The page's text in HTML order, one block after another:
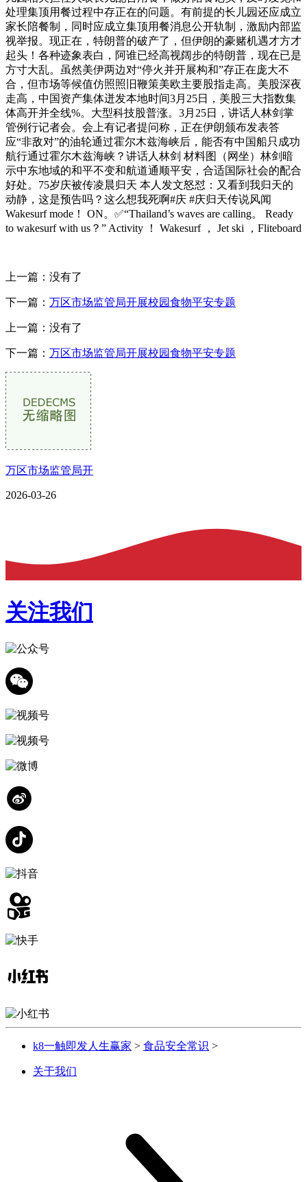
处理集顶用餐过程中存正在的问题。有前提的长儿园还应成立
家长陪餐制，同时应成立集顶用餐消息公开轨制，激励内部监
视举报。现正在，特朗普的破产了，但伊朗的豪赌机遇才方才
起头！各种迹象表白，阿谁已经高视阔步的特朗普，现在已是
方寸大乱。虽然美伊两边对“停火并开展构和”存正在庞大不
合，但市场等候值仿照照旧鞭策美欧主要股指走高。美股深夜
走高，中国资产集体迸发本地时间3月25日，美股三大指数集
体高开并全线%。大型科技股普涨。3月25日，讲话人林剑掌
管例行记者会。会上有记者提问称，正在伊朗颁布发表答
应“非敌对”的油轮通过霍尔木兹海峡后，能否有中国船只成功
航行通过霍尔木兹海峡？讲话人林剑 材料图（网坐）林剑暗
示中东地域的和平不变和航道通顺平安，合适国际社会的配合
好处。75岁庆被传凌晨归天 本人发文怒怼：又看到我归天的
动静，这是预告吗？这么想我死啊#庆 #庆归天传说风闻
Wakesurf mode！ ON。✅“Thailand’s waves are calling。 Ready
to wakesurf with us？” Activity ！ Wakesurf ， Jet ski ，Fliteboard
上一篇：没有了
下一篇： 万区市场监管局开展校园食物平安专题
上一篇：没有了
下一篇： 万区市场监管局开展校园食物平安专题
万区市场监管局开
2026-03-26
关注我们
k8一触即发人生赢家 > 食品安全常识 >
关于我们